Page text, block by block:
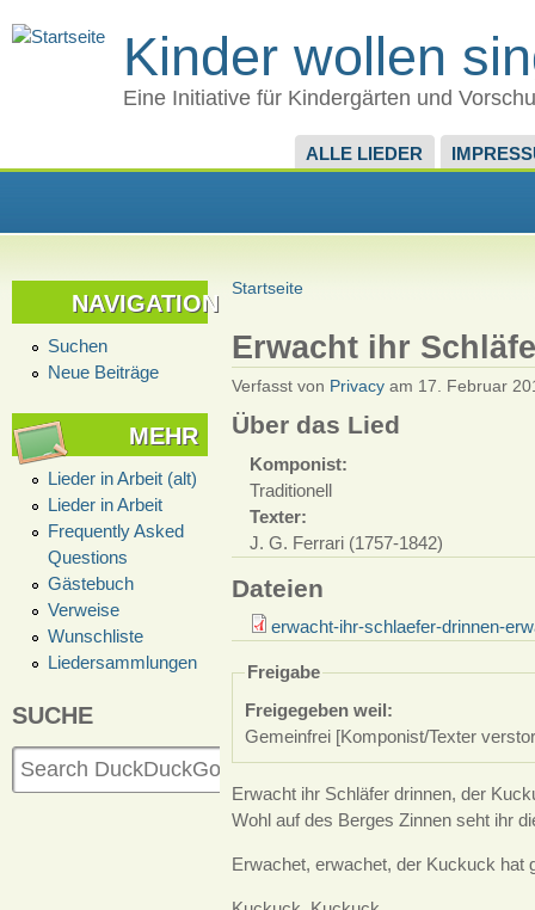
Kinder wollen
Eine Initiative für Kindergärten und
ALLE LIEDER
NAVIGATION
Suchen
Neue Beiträge
MEHR
Lieder in Arbeit (alt)
Lieder in Arbeit
Frequently Asked
Questions
Gästebuch
Verweise
Wunschliste
Liedersammlungen
SUCHE
Startseite
Erwacht ihr
Verfasst von Privacyam 17. Februar
Über das Lied
Komponist:
Traditionell
Texter:
J. G. Ferrari (1757-1842)
Dateien
erwacht-ihr-schlaefer-drinnen-
Freigabe
Freigegeben weil:
Gemeinfrei [Komponist/Texter
Erwacht ihr Schläfer drinnen, der
Wohl auf des Berges Zinnen seht ihr
Erwachet, erwachet, der Kuckuck hat